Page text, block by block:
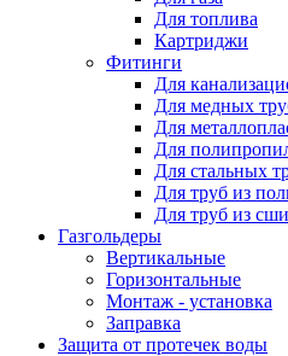
Для топлива
Картриджи
Фитинги
Для
Для медных
Для
Для
Для стальных
Для труб из
Для труб из
Газгольдеры
Вертикальные
Горизонтальные
Монтаж - установка
Заправка
Защита от протечек воды